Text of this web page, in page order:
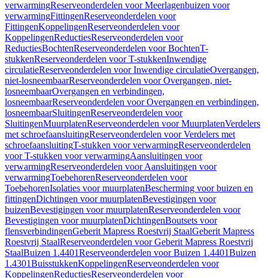
verwarmingReserveonderdelen voor Meerlagenbuizen voor
verwarmingFittingenReserveonderdelen voor
FittingenKoppelingenReserveonderdelen voor
KoppelingenReductiesReserveonderdelen voor
ReductiesBochtenReserveonderdelen voor BochtenT-
stukkenReserveonderdelen voor T-stukkenInwendige
circulatieReserveonderdelen voor Inwendige circulatieOvergangen,
niet-losneembaarReserveonderdelen voor Overgangen, niet-
losneembaarOvergangen en verbindingen,
losneembaarReserveonderdelen voor Overgangen en verbindingen,
losneembaarSluitingenReserveonderdelen voor
SluitingenMuurplatenReserveonderdelen voor MuurplatenVerdelers
met schroefaansluitingReserveonderdelen voor Verdelers met
schroefaansluitingT-stukken voor verwarmingReserveonderdelen
voor T-stukken voor verwarmingAansluitingen voor
verwarmingReserveonderdelen voor Aansluitingen voor
verwarmingToebehorenReserveonderdelen voor
ToebehorenIsolaties voor muurplatenBescherming voor buizen en
fittingenDichtingen voor muurplatenBevestigingen voor
buizenBevestigingen voor muurplatenReserveonderdelen voor
Bevestigingen voor muurplatenDichtingenBoutsets voor
flensverbindingenGeberit Mapress Roestvrij StaalGeberit Mapress
Roestvrij StaalReserveonderdelen voor Geberit Mapress Roestvrij
StaalBuizen 1.4401Reserveonderdelen voor Buizen 1.4401Buizen
1.4301BuisstukkenKoppelingenReserveonderdelen voor
KoppelingenReductiesReserveonderdelen voor